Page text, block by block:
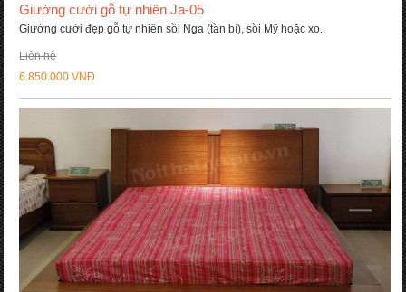
Giường cưới gỗ tự nhiên Ja-05
Giường cưới đẹp gỗ tự nhiên sồi Nga (tần bì), sồi Mỹ hoặc xo..
Liên hệ
6.850.000 VNĐ